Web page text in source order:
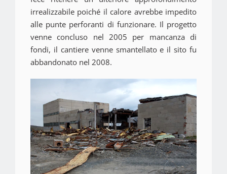
irrealizzabile poiché il calore avrebbe impedito
alle punte perforanti di funzionare. Il progetto
venne concluso nel 2005 per mancanza di
fondi, il cantiere venne smantellato e il sito fu
abbandonato nel 2008.